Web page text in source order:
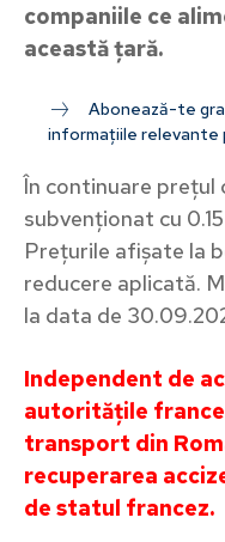
companiile ce
această țară.
Abonează-te
informațiile relevante
În continuare prețul
subvenționat cu
Prețurile afișate la
reducere aplicată.
la data de
Independent de
autoritățile
transport din
recuperarea
de statul francez.